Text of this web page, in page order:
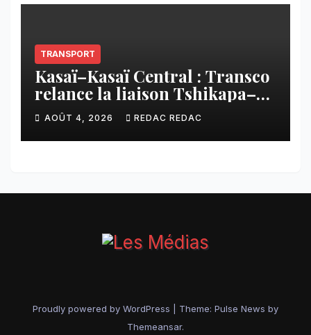
TRANSPORT
Kasaï–Kasaï Central : Transco
relance la liaison Tshikapa–
Tshiamu pour faciliter les
échanges
AOÛT 4, 2026 REDAC REDAC
Proudly powered by WordPress Theme: Pulse News by
Themeansar.